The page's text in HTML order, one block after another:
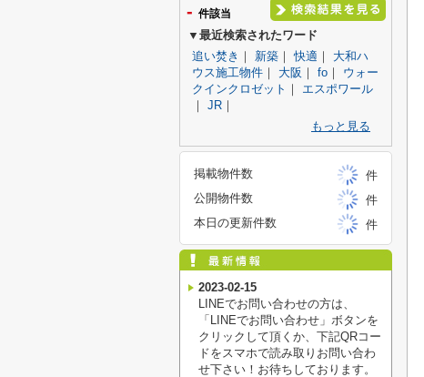
- 件該当
▼最近検索されたワード
追い焚き ｜ 新築 ｜快適 ｜ 大和ハ
ウス施工物件 ｜ 大阪 ｜ fo ｜ ウォー
クインクロゼット ｜ エスポワール
｜ JR ｜
もっと見る
掲載物件数
件
公開物件数
件
本日の更新件数
件
2023-02-15
LINEでお問い合わせの方は、
「LINEでお問い合わせ」ボタンを
クリックして頂くか、下記QRコー
ドをスマホで読み取りお問い合わ
せ下さい！ お待ちしております。